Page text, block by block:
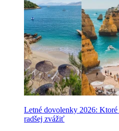
Letné dovolenky 2026:
radšej zvážiť